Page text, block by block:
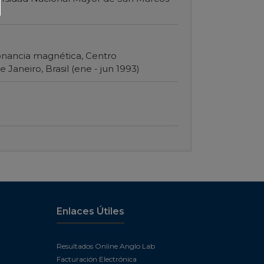
magnética, Centro
Janeiro, Brasil (ene - jun 1993)
Enlaces Útiles
Resultados Online Anglo Lab
Facturación Electrónica